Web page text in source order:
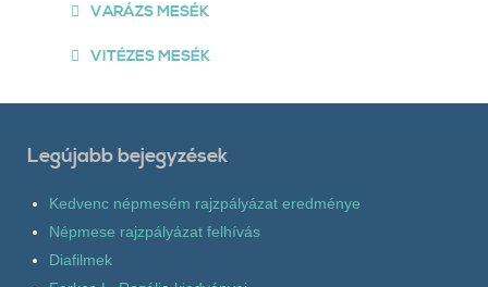
VARÁZS MESÉK
VITÉZES MESÉK
Legújabb bejegyzések
Kedvenc népmesém rajzpályázat eredménye
Népmese rajzpályázat felhívás
Diafilmek